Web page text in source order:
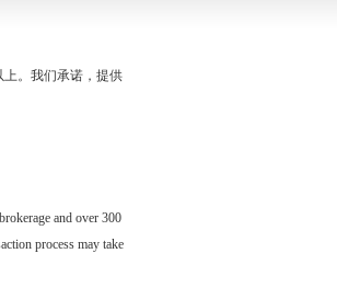
上。我们承诺，提供
and over 300
process may take